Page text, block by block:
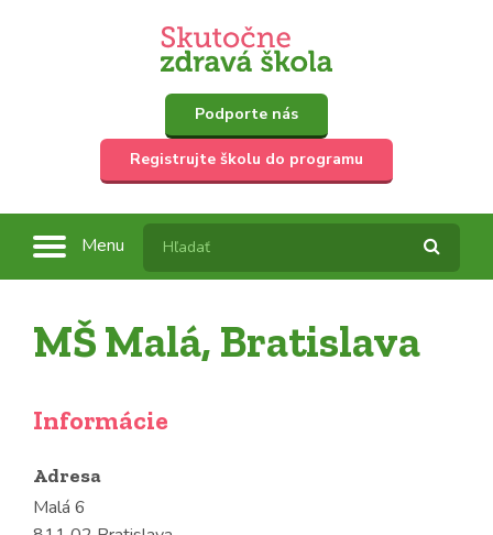
Podporte nás
Registrujte školu do programu
Menu
MŠ Malá, Bratislava
Informácie
Adresa
Malá 6